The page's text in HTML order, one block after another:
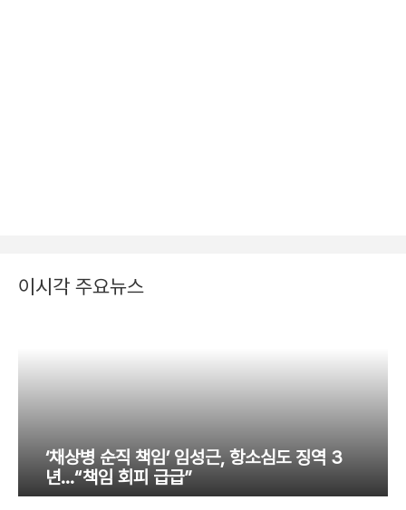
이시각 주요뉴스
‘채상병 순직 책임’ 임성근, 항소심도 징역 3
년…“책임 회피 급급”